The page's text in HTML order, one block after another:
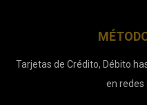
Tarjetas de Crédito, Débito
en redes